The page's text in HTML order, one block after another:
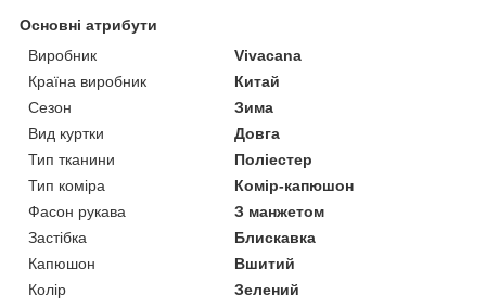
Основні атрибути
Виробник
Vivacana
Країна виробник
Китай
Сезон
Зима
Вид куртки
Довга
Тип тканини
Поліестер
Тип коміра
Комір-капюшон
Фасон рукава
З манжетом
Застібка
Блискавка
Капюшон
Вшитий
Колір
Зелений